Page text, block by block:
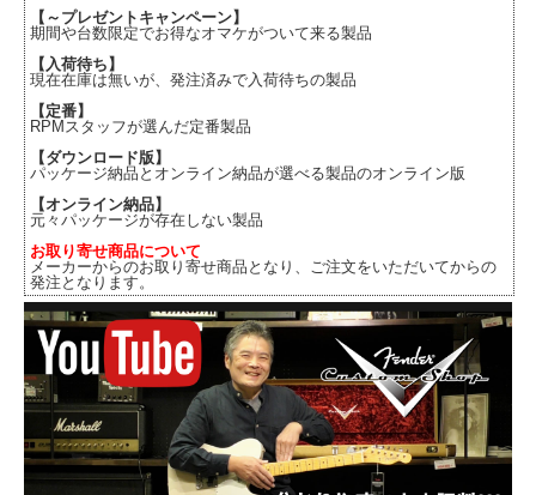
【～プレゼントキャンペーン】
期間や台数限定でお得なオマケがついて来る製品
【入荷待ち】
現在在庫は無いが、発注済みで入荷待ちの製品
【定番】
RPMスタッフが選んだ定番製品
【ダウンロード版】
パッケージ納品とオンライン納品が選べる製品のオンライン版
【オンライン納品】
元々パッケージが存在しない製品
お取り寄せ商品について
メーカーからのお取り寄せ商品となり、ご注文をいただいてからの
発注となります。